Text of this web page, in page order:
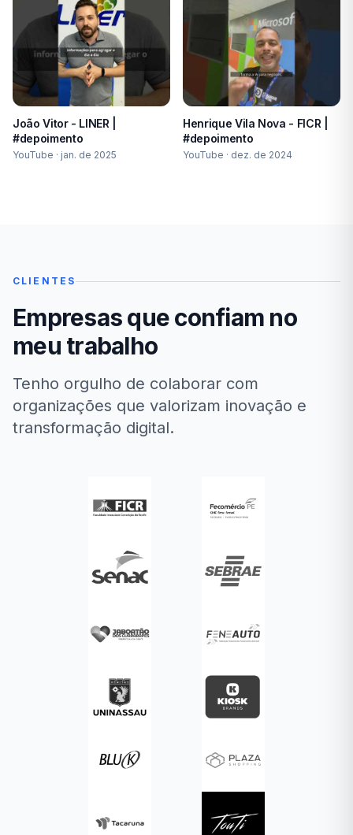
João Vitor - LINER |
#depoimento
YouTube · jan. de 2025
Henrique Vila Nova - FICR |
#depoimento
YouTube · dez. de 2024
CLIENTES
Empresas que confiam no
meu trabalho
Tenho orgulho de colaborar com
organizações que valorizam inovação e
transformação digital.